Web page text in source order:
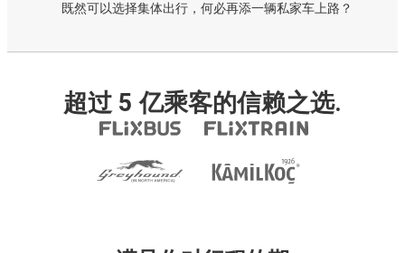
既然可以选择集体出行，何必再添一辆私家车上路？
超过 5 亿乘客的信赖之选.